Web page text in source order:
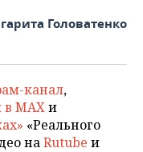
Головатенко
канал,
в MAXи
«Реального
наRutube и